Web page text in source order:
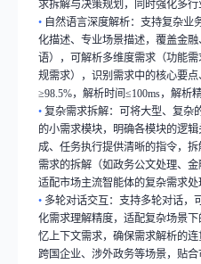
求拆解与决策规划，同时强化多行
• 自然语言深度解析：支持复杂业
化描述、专业场景描述，覆盖金
语），可解析多维度需求（功能
规需求），识别需求中的核心要
≥98.5%，解析时间≤100ms，解析
• 复杂需求拆解：可将大型、复杂
的小需求模块，明确各模块的逻
成、任务执行提供清晰的指令，
需求的拆解（如政务公文处理、金
适配市场主流智能体的复杂需求处
• 多轮对话交互：支持多轮对话，
化需求理解精度，适配复杂场景
忆上下文需求，确保需求解析的
跨国企业、涉外政务等场景，贴合